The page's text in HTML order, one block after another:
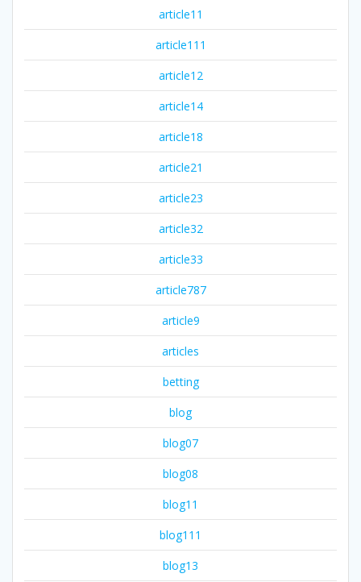
article11
article111
article12
article14
article18
article21
article23
article32
article33
article787
article9
articles
betting
blog
blog07
blog08
blog11
blog111
blog13